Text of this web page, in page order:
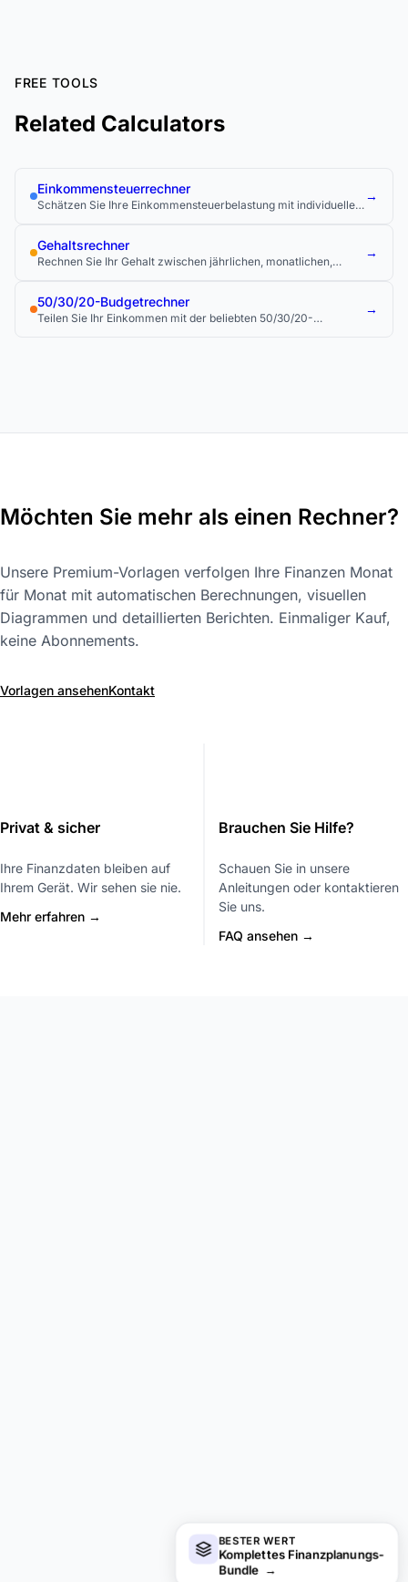
BESTER WERT
Komplettes Finanzplanungs-
Bundle →
FREE TOOLS
Related Calculators
Einkommensteuerrechner
Schätzen Sie Ihre Einkommensteuerbelastung mit individuellen
→
Gehaltsrechner
Rechnen Sie Ihr Gehalt zwischen jährlichen, monatlichen,
→
50/30/20-Budgetrechner
Teilen Sie Ihr Einkommen mit der beliebten 50/30/20-
→
Möchten Sie mehr als einen Rechner?
Unsere Premium-Vorlagen verfolgen Ihre Finanzen Monat
für Monat mit automatischen Berechnungen, visuellen
Diagrammen und detaillierten Berichten. Einmaliger Kauf,
keine Abonnements.
Vorlagen ansehenKontakt
Privat & sicher
Ihre Finanzdaten bleiben auf
Ihrem Gerät. Wir sehen sie nie.
Mehr erfahren →
Brauchen Sie Hilfe?
Schauen Sie in unsere
Anleitungen oder kontaktieren
Sie uns.
FAQ ansehen →